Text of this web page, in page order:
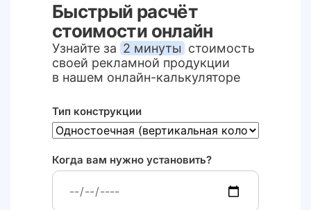
Быстрый расчёт
стоимости онлайн
Узнайте за 2 минуты стоимость
своей рекламной продукции
в нашем онлайн-калькуляторе
Тип конструкции
Когда вам нужно установить?